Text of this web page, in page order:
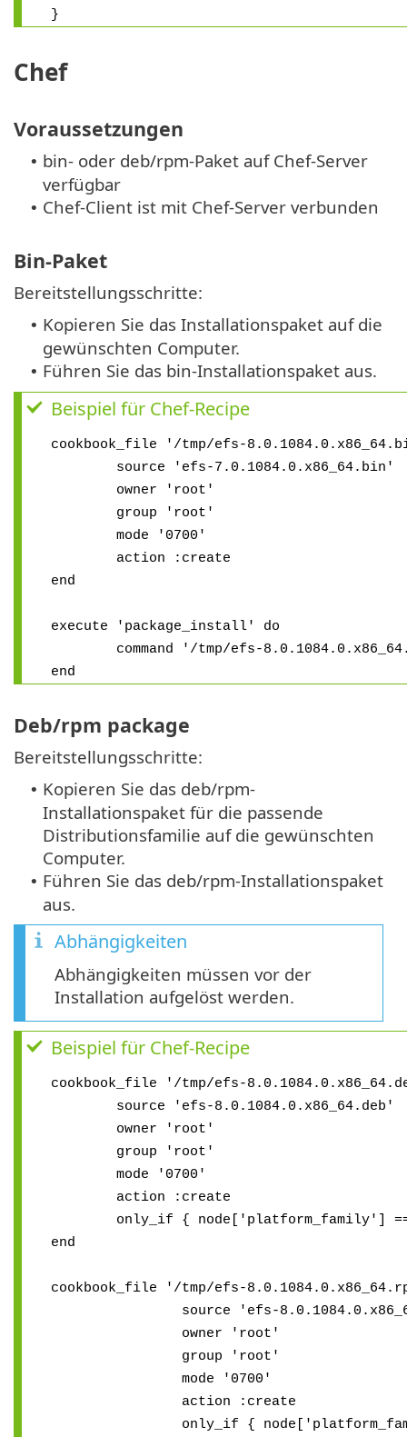
}
Chef
Voraussetzungen
• bin- oder deb/rpm-Paket auf Chef-Server
verfügbar
• Chef-Client ist mit Chef-Server verbunden
Bin-Paket
Bereitstellungsschritte:
• Kopieren Sie das Installationspaket auf die
gewünschten Computer.
• Führen Sie das bin-Installationspaket aus.
Beispiel für Chef-Recipe
cookbook_file '/tmp/efs-
source 'efs-7.0.1084.0.x86_64.bin'
owner 'root'
group 'root'
mode '0700'
action :create
end
execute 'package_install' do
command '/tmp/efs-
end
Deb/rpm package
Bereitstellungsschritte:
• Kopieren Sie das deb/rpm-
Installationspaket für die passende
Distributionsfamilie auf die gewünschten
Computer.
• Führen Sie das deb/rpm-Installationspaket
aus.
Abhängigkeiten
Abhängigkeiten müssen vor der
Installation aufgelöst werden.
Beispiel für Chef-Recipe
cookbook_file '/tmp/efs-
source 'efs-8.0.1084.0.x86_64.deb'
owner 'root'
group 'root'
mode '0700'
action :create
only_if { node['platform_family'] ==
end
cookbook_file '/tmp/efs-
source 'efs-
owner 'root'
group 'root'
mode '0700'
action :create
only_if {